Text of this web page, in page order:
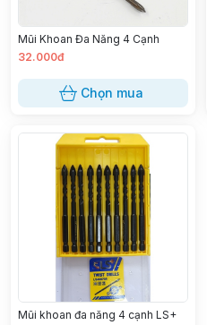
Mũi Khoan Đa Năng 4 Cạnh
32.000đ
Chọn mua
Mũi khoan đa năng 4 cạnh LS+